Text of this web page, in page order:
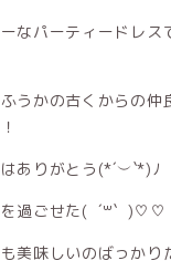
なパーティードレス
うかの古くからの仲
ありがとう(*´︶`*)ﾉ
を過ごせた( ´꒳​` )♡♡
美味しいのばっかり